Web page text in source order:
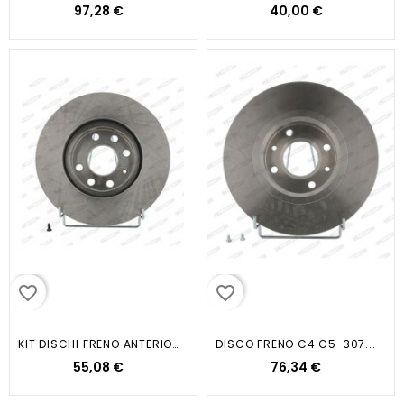
97,28 € 40,00 €
favorite_border
KIT DISCHI FRENO ANTERIORE C2 C3...
55,08 €
favorite_border
DISCO FRENO C4 C5-307...
76,34 €